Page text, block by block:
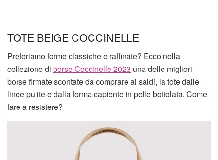
TOTE BEIGE COCCINELLE
Preferiamo forme classiche e raffinate? Ecco nella
collezione di borse Coccinelle 2023 una delle migliori
borse firmate scontate da comprare ai saldi, la tote dalle
linee pulite e dalla forma capiente in pelle bottolata. Come
fare a resistere?